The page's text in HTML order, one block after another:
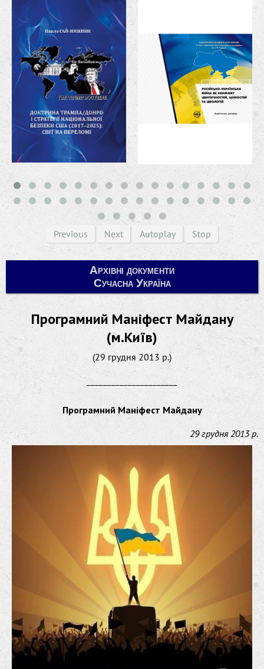
Previous Next Autoplay Stop
Архівні документи
Сучасна Україна
Програмний Маніфест Майдану
(м.Київ)
(29 грудня 2013 р.)
______________________
Програмний Маніфест Майдану
29 грудня 2013 р.